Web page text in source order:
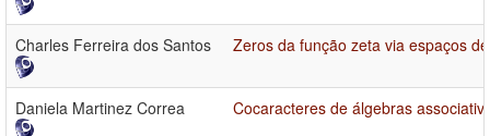
Charles Ferreira dos Santos Zeros da função zeta via espaços
Daniela Martinez Correa Cocaracteres de álgebras